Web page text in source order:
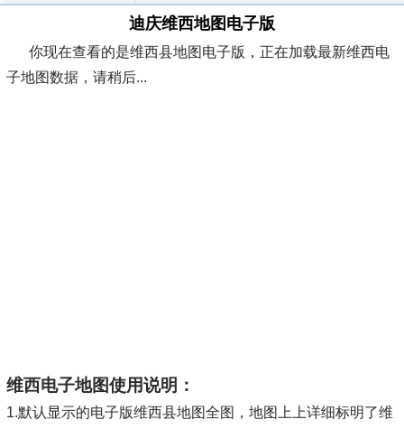
迪庆维西地图电子版
你现在查看的是维西县地图电子版，正在加载最新维西电
子地图数据，请稍后...
维西电子地图使用说明：
1.默认显示的电子版维西县地图全图，地图上上详细标明了维